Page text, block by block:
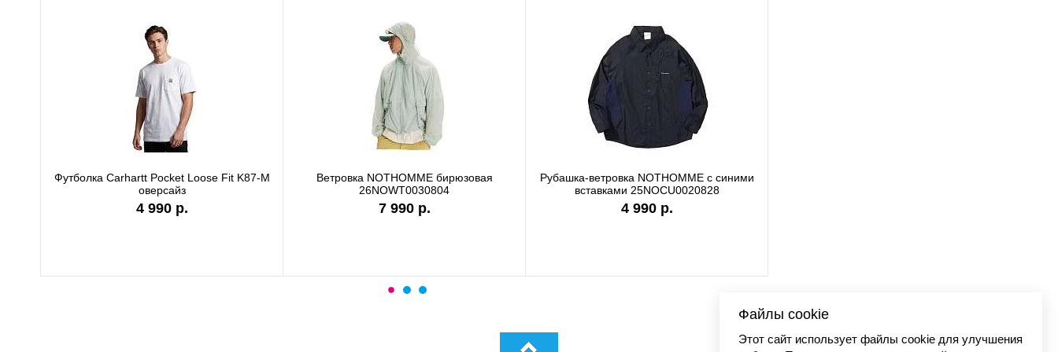
Футболка Carhartt Pocket Loose Fit K87-M
оверсайз
4 990 р.
Ветровка NOTHOMME бирюзовая
26NOWT0030804
7 990 р.
Рубашка-ветровка NOTHOMME с синими
вставками 25NOCU0020828
4 990 р.
Файлы cookie
Этот сайт использует файлы cookie для улучшения